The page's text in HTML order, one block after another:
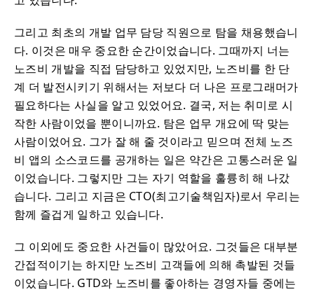
그리고 최초의 개발 업무 담당 직원으로 탐을 채용했습니
다. 이것은 매우 중요한 순간이었습니다. 그때까지 너는
노즈비 개발을 직접 담당하고 있었지만, 노즈비를 한 단
계 더 발전시키기 위해서는 저보다 더 나은 프로그래머가
필요하다는 사실을 알고 있었어요. 결국, 저는 취미로 시
작한 사람이었을 뿐이니까요. 탐은 업무 개요에 딱 맞는
사람이었어요. 그가 잘 해 줄 것이라고 믿으며 전체 노즈
비 앱의 소스코드를 공개하는 일은 약간은 고통스러운 일
이었습니다. 그렇지만 그는 자기 역할을 훌륭히 해 나갔
습니다. 그리고 지금은 CTO(최고기술책임자)로서 우리는
함께 즐겁게 일하고 있습니다.
그 이외에도 중요한 사건들이 많았어요. 그것들은 대부분
간접적이기는 하지만 노즈비 고객들에 의해 촉발된 것들
이었습니다. GTD와 노즈비를 좋아하는 경영자들 중에는